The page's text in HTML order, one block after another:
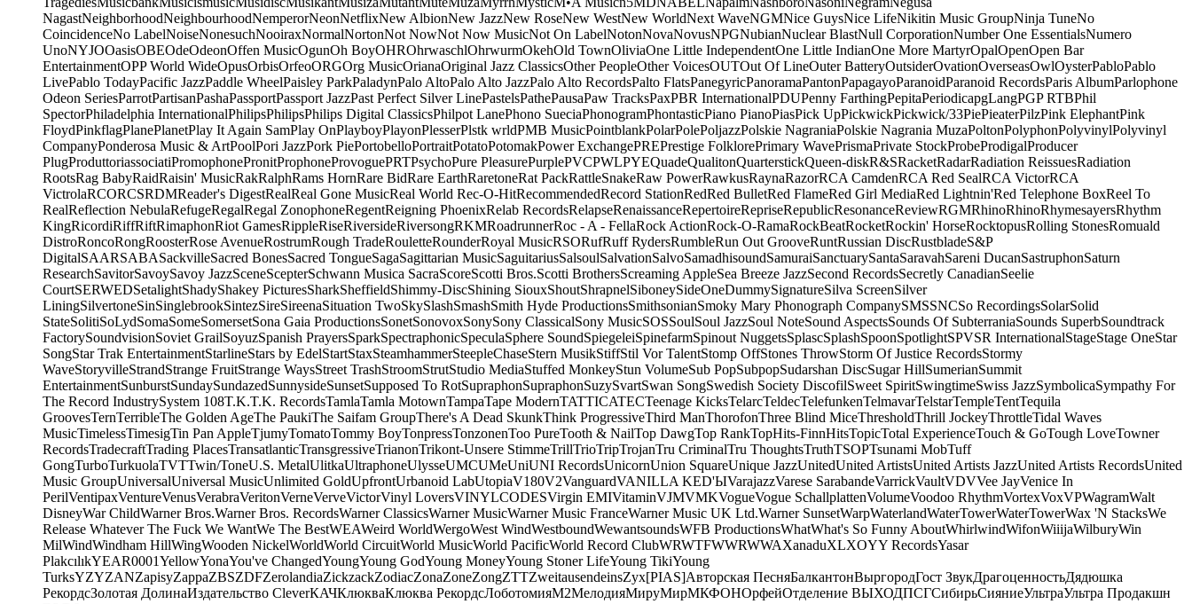
NagastNeighborhoodNeighbourhoodNemperorNeonNetflixNew AlbionNew JazzNew RoseNew WestNew WorldNext WaveNGMNice GuysNice LifeNikitin Music GroupNinja TuneNo
CoincidenceNo LabelNoiseNonesuchNooiraxNormalNortonNot NowNot Now MusicNot On LabelNotonNovaNovusNPGNubianNuclear BlastNull CorporationNumber One EssentialsNumero
UnoNYJOOasisOBEOdeOdeonOffen MusicOgunOh BoyOHROhrwaschlOhrwurmOkehOld TownOliviaOne Little IndependentOne Little IndianOne More MartyrOpalOpenOpen Bar
EntertainmentOPP World WideOpusOrbisOrfeoORGOrg MusicOrianaOriginal Jazz ClassicsOther PeopleOther VoicesOUTOut Of LineOuter BatteryOutsiderOvationOverseasOwlOysterPabloPablo
LivePablo TodayPacific JazzPaddle WheelPaisley ParkPaladynPalo AltoPalo Alto JazzPalo Alto RecordsPalto FlatsPanegyricPanoramaPantonPapagayoParanoidParanoid RecordsParis AlbumParlophone
Odeon SeriesParrotPartisanPashaPassportPassport JazzPast Perfect Silver LinePastelsPathePausaPaw TracksPaxPBR InternationalPDUPenny FarthingPepitaPeriodicapgLangPGP RTBPhil
SpectorPhiladelphia InternationalPhilipsPhilipsPhilips Digital ClassicsPhilpot LanePhono SueciaPhonogramPhontasticPiano PianoPiasPick UpPickwickPickwick/33PiePieaterPilzPink ElephantPink
FloydPinkflagPlanePlanetPlay It Again SamPlay OnPlayboyPlayonPlesserPlstk wrldPMB MusicPointblankPolarPolePoljazzPolskie NagraniaPolskie Nagrania MuzaPoltonPolyphonPolyvinylPolyvinyl
CompanyPonderosa Music & ArtPoolPori JazzPork PiePortobelloPortraitPotatoPotomakPower ExchangePREPrestige FolklorePrimary WavePrismaPrivate StockProbeProdigalProducer
PlugProduttoriassociatiPromophonePronitProphoneProvoguePRTPsychoPure PleasurePurplePVCPWLPYEQuadeQualitonQuarterstickQueen-diskR&SRacketRadarRadiation ReissuesRadiation
RootsRag BabyRaidRaisin' MusicRakRalphRams HornRare BidRare EarthRaretoneRat PackRattleSnakeRaw PowerRawkusRaynaRazorRCA CamdenRCA Red SealRCA VictorRCA
VictrolaRCORCSRDMReader's DigestRealReal Gone MusicReal World Rec-O-HitRecommendedRecord StationRedRed BulletRed FlameRed Girl MediaRed Lightnin'Red Telephone BoxReel To
RealReflection NebulaRefugeRegalRegal ZonophoneRegentReigning PhoenixRelab RecordsRelapseRenaissanceRepertoireRepriseRepublicResonanceReviewRGMRhinoRhinoRhymesayersRhythm
KingRicordiRiffRiftRimaphonRiot GamesRippleRiseRiversideRiversongRKMRoadrunnerRoc - A - FellaRock ActionRock-O-RamaRockBeatRocketRockin' HorseRocktopusRolling StonesRomuald
DistroRoncoRongRoosterRose AvenueRostrumRough TradeRouletteRounderRoyal MusicRSORufRuff RydersRumbleRun Out GrooveRuntRussian DiscRustbladeS&P
DigitalSAARSABASackvilleSacred BonesSacred TongueSagaSagittarian MusicSaguitariusSalsoulSalvationSalvoSamadhisoundSamuraiSanctuarySantaSaravahSareni DucanSastruphonSaturn
ResearchSavitorSavoySavoy JazzSceneScepterSchwann Musica SacraScoreScotti Bros.Scotti BrothersScreaming AppleSea Breeze JazzSecond RecordsSecretly CanadianSeelie
CourtSERWEDSetalightShadyShakey PicturesSharkSheffieldShimmy-DiscShining SiouxShoutShrapnelSiboneySideOneDummySignatureSilva ScreenSilver
LiningSilvertoneSinSinglebrookSintezSireSireenaSituation TwoSkySlashSmashSmith Hyde ProductionsSmithsonianSmoky Mary Phonograph CompanySMSSNCSo RecordingsSolarSolid
StateSolitiSoLydSomaSomeSomersetSona Gaia ProductionsSonetSonovoxSonySony ClassicalSony MusicSOSSoulSoul JazzSoul NoteSound AspectsSounds Of SubterraniaSounds SuperbSoundtrack
FactorySoundvisionSoviet GrailSoyuzSpanish PrayersSparkSpectraphonicSpeculaSphere SoundSpiegeleiSpinefarmSpinout NuggetsSplascSplashSpoonSpotlightSPVSR InternationalStageStage OneStar
SongStar Trak EntertainmentStarlineStars by EdelStartStaxSteamhammerSteepleChaseStern MusikStiffStil Vor TalentStomp OffStones ThrowStorm Of Justice RecordsStormy
WaveStoryvilleStrandStrange FruitStrange WaysStreet TrashStroomStrutStudio MediaStuffed MonkeyStun VolumeSub PopSubpopSudarshan DiscSugar HillSumerianSummit
EntertainmentSunburstSundaySundazedSunnysideSunsetSupposed To RotSupraphonSupraphonSuzySvartSwan SongSwedish Society DiscofilSweet SpiritSwingtimeSwiss JazzSymbolicaSympathy For
The Record IndustrySystem 108T.K.T.K. RecordsTamlaTamla MotownTampaTape ModernTATTICATECTeenage KicksTelarcTeldecTelefunkenTelmavarTelstarTempleTentTequila
GroovesTernTerribleThe Golden AgeThe PaukiThe Saifam GroupThere's A Dead SkunkThink ProgressiveThird ManThorofonThree Blind MiceThresholdThrill JockeyThrottleTidal Waves
MusicTimelessTimesigTin Pan AppleTjumyTomatoTommy BoyTonpressTonzonenToo PureTooth & NailTop DawgTop RankTopHits-FinnHitsTopicTotal ExperienceTouch & GoTough LoveTowner
RecordsTradecraftTrading PlacesTransatlanticTransgressiveTrianonTrikont-Unsere StimmeTrillTrioTripTrojanTru CriminalTru ThoughtsTruthTSOPTsunami MobTuff
GongTurboTurkuolaTVTTwin/ToneU.S. MetalUlitkaUltraphoneUlysseUMCUMeUniUNI RecordsUnicornUnion SquareUnique JazzUnitedUnited ArtistsUnited Artists JazzUnited Artists RecordsUnited
Music GroupUniversalUniversal MusicUnlimited GoldUpfrontUrbanoid LabUtopiaV180V2VanguardVANILLA KED'ЫVarajazzVarese SarabandeVarrickVaultVDVVee JayVenice In
PerilVentipaxVentureVenusVerabraVeritonVerneVerveVictorVinyl LoversVINYLCODESVirgin EMIVitaminVJMVMKVogueVogue SchallplattenVolumeVoodoo RhythmVortexVoxVPWagramWalt
DisneyWar ChildWarner Bros.Warner Bros. RecordsWarner ClassicsWarner MusicWarner Music FranceWarner Music UK Ltd.Warner SunsetWarpWaterlandWaterTowerWaterTowerWax 'N StacksWe
Release Whatever The Fuck We WantWe The BestWEAWeird WorldWergoWest WindWestboundWewantsoundsWFB ProductionsWhatWhat's So Funny AboutWhirlwindWifonWiiijaWilburyWin
MilWindWindham HillWingWooden NickelWorldWorld CircuitWorld MusicWorld PacificWorld Record ClubWRWTFWWRWWAXanaduXLXOYY RecordsYasar
PlakcılıkYEAR0001YellowYonaYou've ChangedYoungYoung GodYoung MoneyYoung Stoner LifeYoung TikiYoung
TurksYZYZANZapisyZappaZBSZDFZerolandiaZickzackZodiacZonaZoneZongZTTZweitausendeinsZyx[PIAS]Авторская ПесняБалкантонВыргородГост ЗвукДрагоценностьДядюшка
РекордсЗолотая ДолинаИздательство CleverКАЧКлюкваКлюква РекордсЛоботомияМ2МелодияМируМирМКФОНОрфейОтделение ВЫХОДПСГСибирьСияниеУльтраУльтра Продакшн